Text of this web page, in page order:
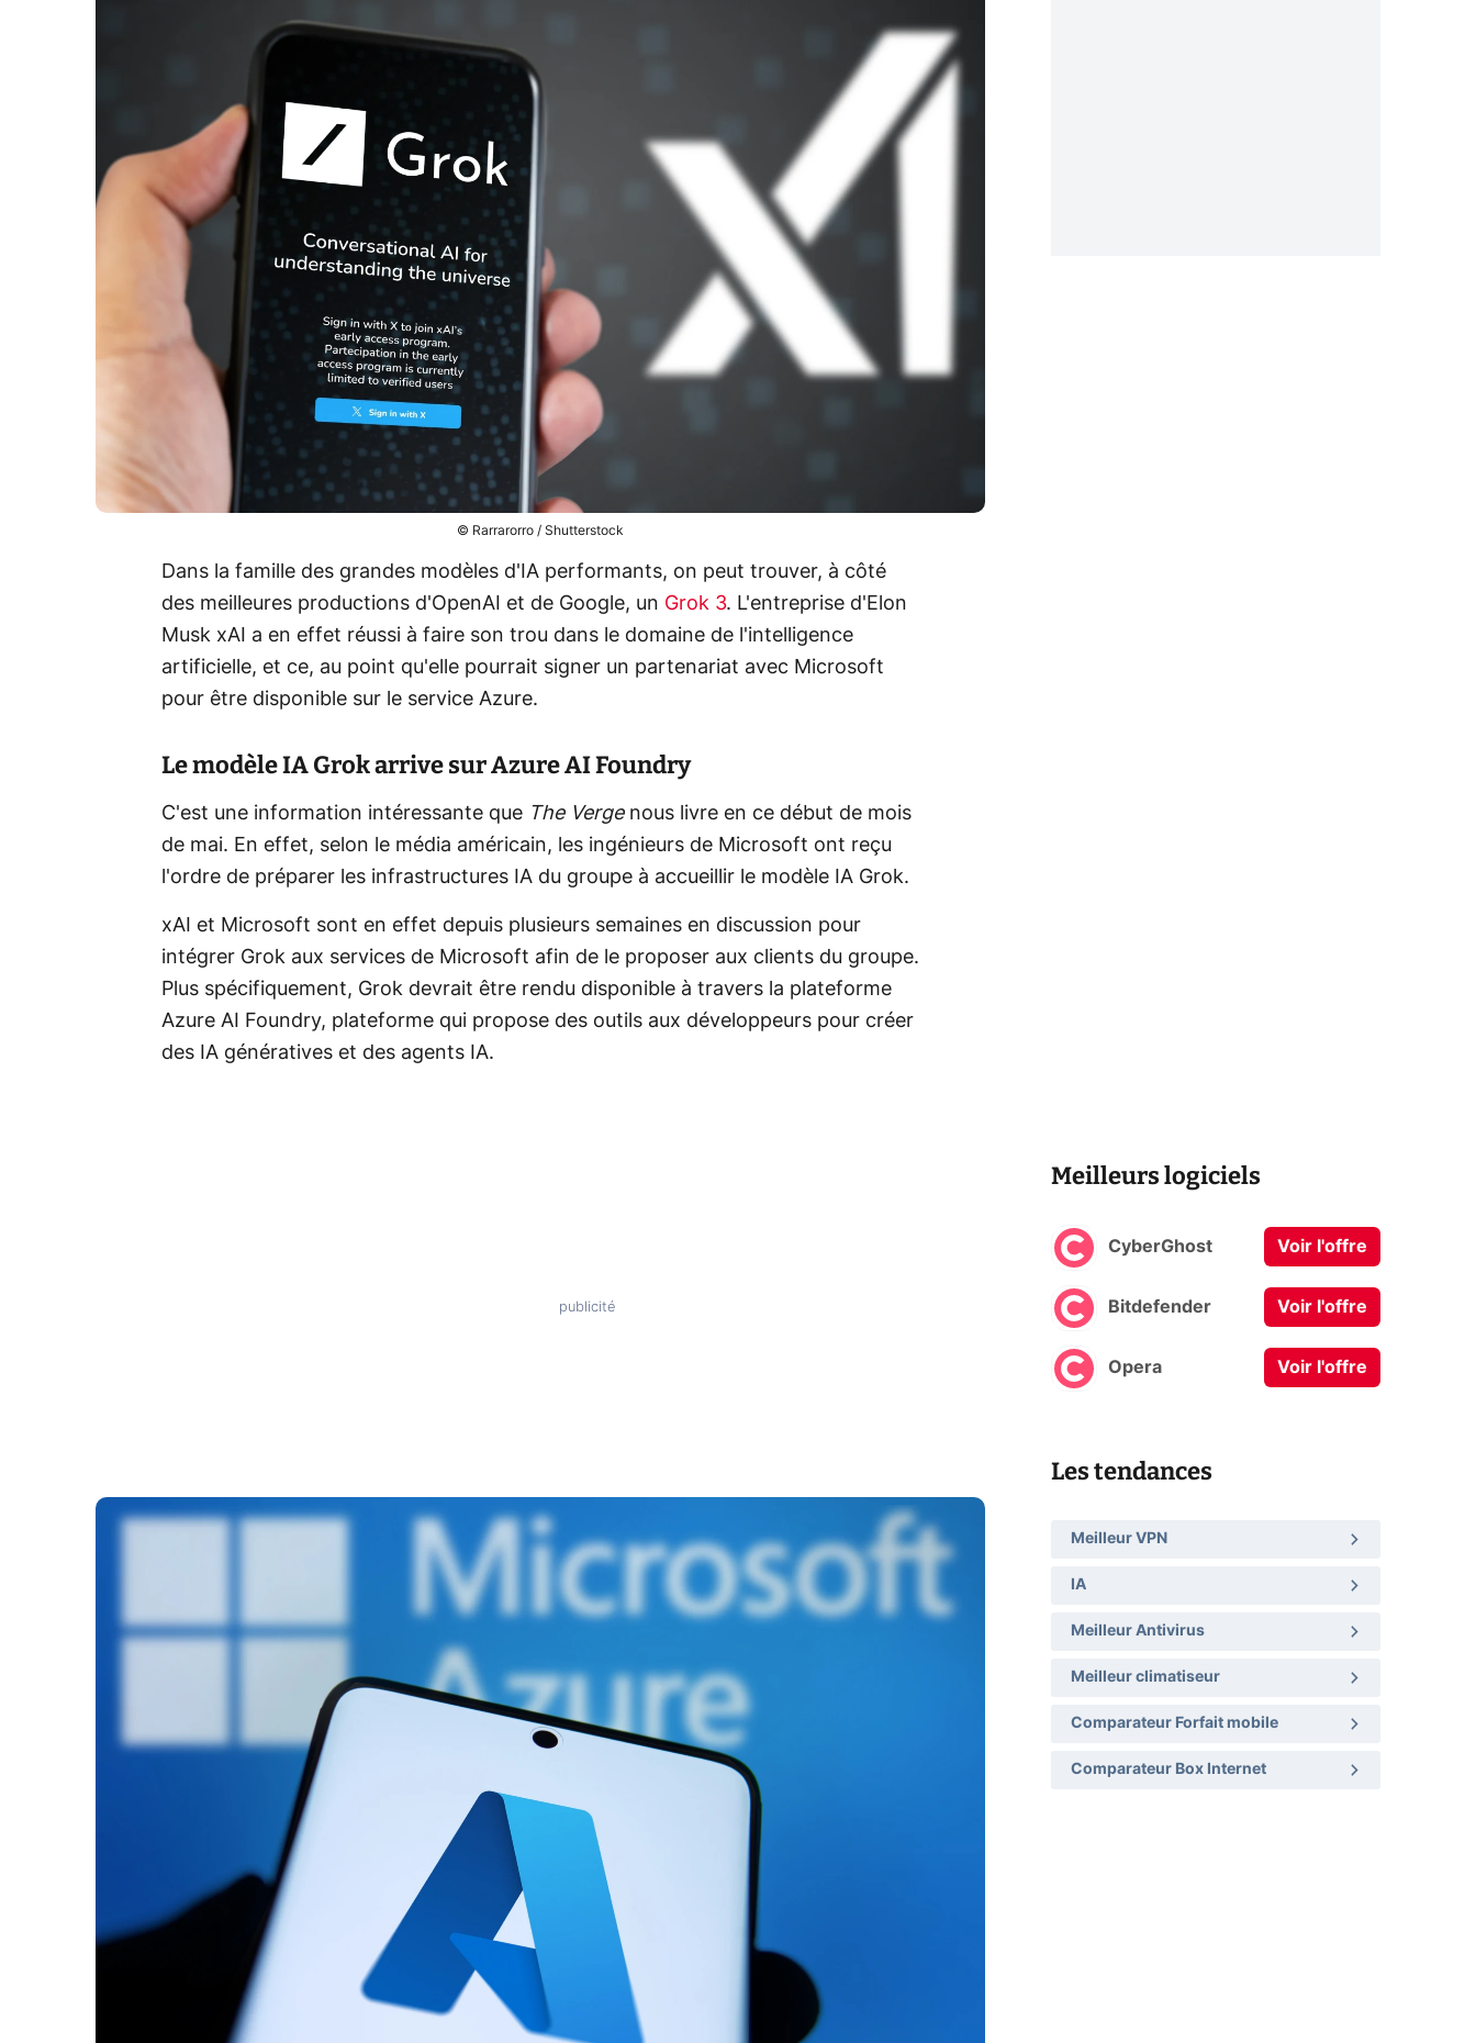
© Rarrarorro / Shutterstock
Dans la famille des grandes modèles d'IA performants, on peut trouver, à côté
des meilleures productions d'OpenAI et de Google, un Grok 3. L'entreprise d'Elon
Musk xAI a en effet réussi à faire son trou dans le domaine de l'intelligence
artificielle, et ce, au point qu'elle pourrait signer un partenariat avec Microsoft
pour être disponible sur le service Azure.
Le modèle IA Grok arrive sur Azure AI Foundry
C'est une information intéressante que The Vergenous livre en ce début de mois
de mai. En effet, selon le média américain, les ingénieurs de Microsoft ont reçu
l'ordre de préparer les infrastructures IA du groupe à accueillir le modèle IA Grok.
xAI et Microsoft sont en effet depuis plusieurs semaines en discussion pour
intégrer Grok aux services de Microsoft afin de le proposer aux clients du groupe.
Plus spécifiquement, Grok devrait être rendu disponible à travers la plateforme
Azure AI Foundry, plateforme qui propose des outils aux développeurs pour créer
des IA génératives et des agents IA.
Meilleurs logiciels
CyberGhost Voir l'offre
Bitdefender Voir l'offre
Opera Voir l'offre
Les tendances
Meilleur VPN
IA
Meilleur Antivirus
Meilleur climatiseur
Comparateur Forfait mobile
Comparateur Box Internet